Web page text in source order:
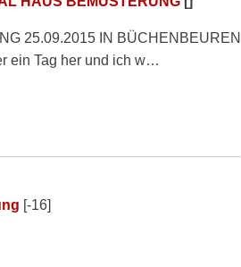
25.09.2015 IN BÜCHENBEUREN
ein Tag her und ich w…
[-16]